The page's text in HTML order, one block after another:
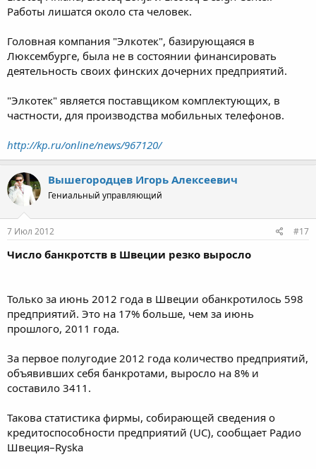
Работы лишатся около ста человек.
Головная компания "Элкотек", базирующаяся в
Люксембурге, была не в состоянии финансировать
деятельность своих финских дочерних предприятий.
"Элкотек" является поставщиком комплектующих, в
частности, для производства мобильных телефонов.
http://kp.ru/online/news/967120/
Вышегородцев Игорь Алексеевич
Гениальный управляющий
7 Июл 2012 #17
Число банкротств в Швеции резко выросло
Только за июнь 2012 года в Швеции обанкротилось 598
предприятий. Это на 17% больше, чем за июнь
прошлого, 2011 года.
За первое полугодие 2012 года количество предприятий,
объявивших себя банкротами, выросло на 8% и
составило 3411.
Такова статистика фирмы, собирающей сведения о
кредитоспособности предприятий (UC), сообщает Радио
Швеция–Ryska